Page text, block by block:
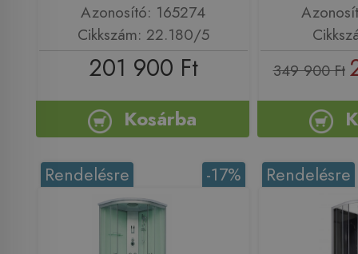
Azonosító: 165274
Cikkszám: 22.180/5
201 900 Ft
Kosárba
349 900 Ft
-17%
Rendelésre Rendelésre